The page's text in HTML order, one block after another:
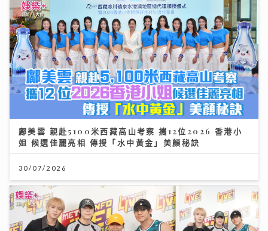
鄺美雲 親赴5100米西藏高山考察 攜12位2026 香港小
姐 候選佳麗亮相 傳授「水中黃金」美顏秘訣
30/07/2026